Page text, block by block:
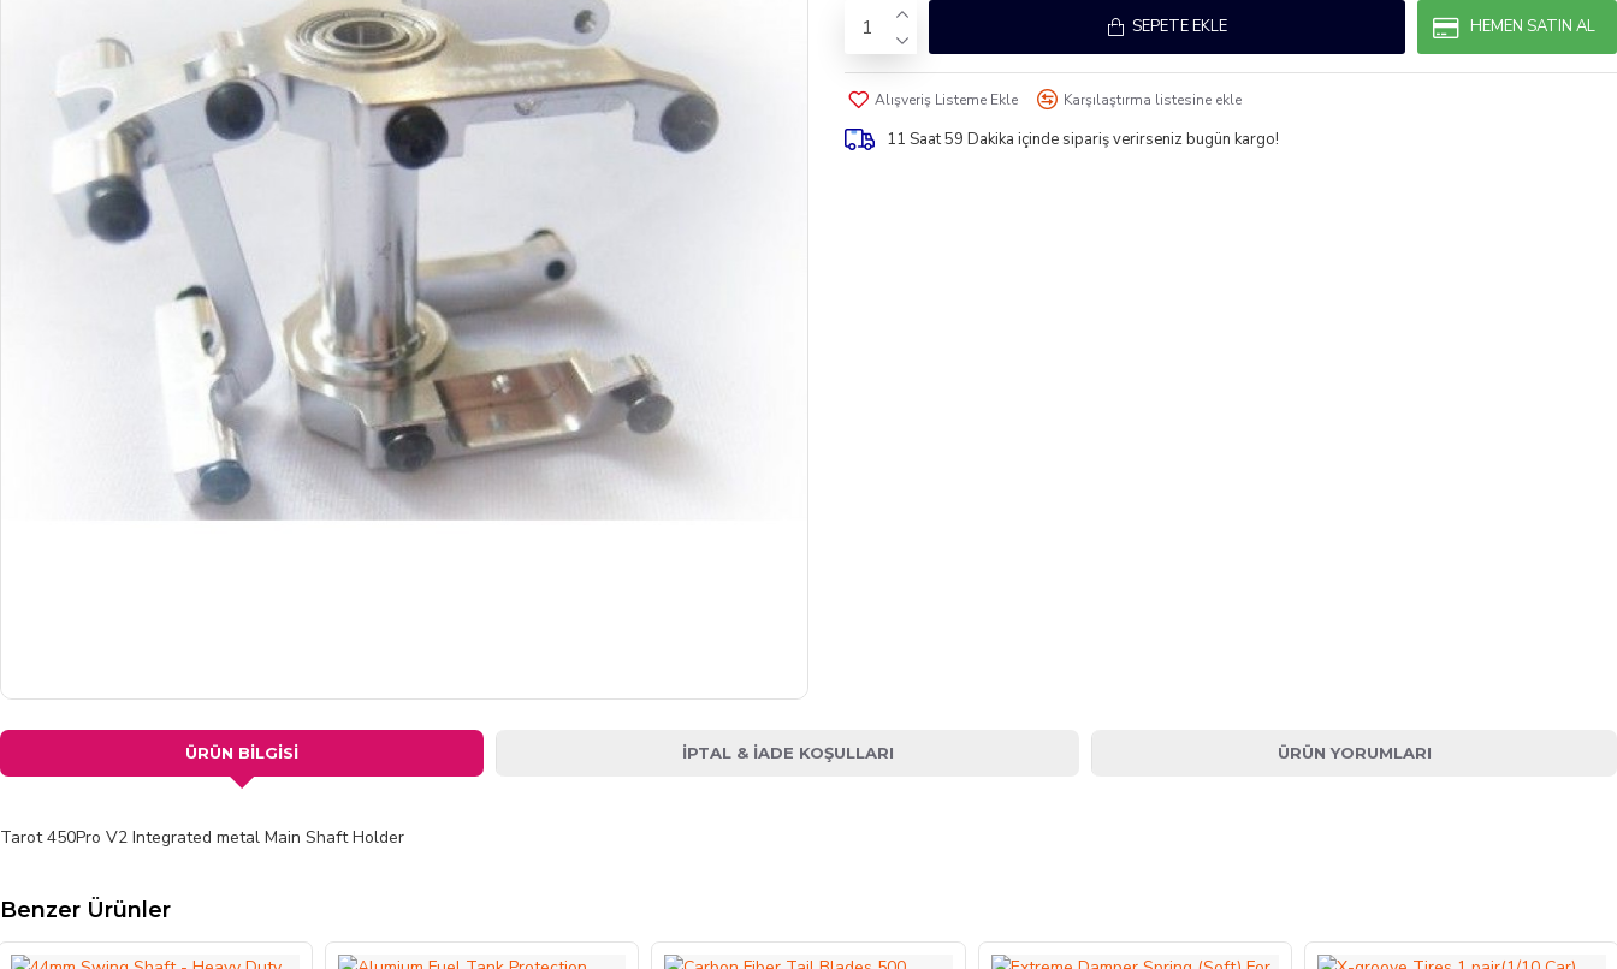
SEPETE EKLE HEMEN SATIN AL
Alışveriş Listeme Ekle Karşılaştırma listesine ekle
11 Saat 59 Dakika içinde sipariş verirseniz bugün kargo!
ÜRÜN BILGISI İPTAL & İADE KOŞULLARI ÜRÜN YORUMLARI
Tarot 450Pro V2 Integrated metal Main Shaft Holder
Benzer Ürünler